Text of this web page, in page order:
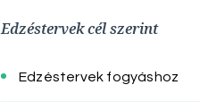
Edzéstervek cél szerint
Edzéstervek fogyáshoz